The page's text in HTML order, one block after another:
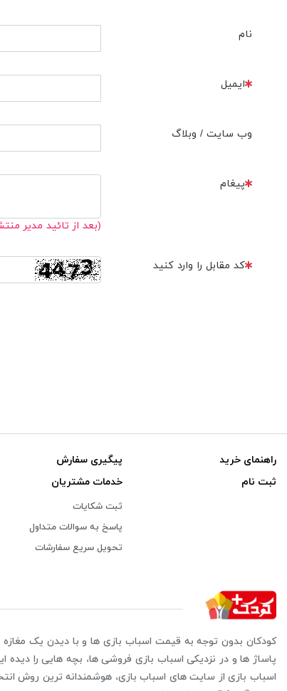
نام
ایمیل
وب سایت / وبلاگ
پیغام
(بعد از تائید مدیر
کد مقابل را وارد کنید
راهنمای خرید پیگیری سفارش
ثبت نام
خدمات مشتریان
ثبت شکایات
پاسخ به سوالات متداول
تحویل سریع سفارشات
کودکان بدون توجه به قیمت اسباب بازی ها و با دیدن یک مغازه
پاساژ ها و در نزدیکی اسباب بازی فروشی ها، بچه هایی را دیده
اسباب بازی از سایت های اسباب بازی، هوشمندانه ترین روش